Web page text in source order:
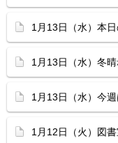
1月13日（水）本
1月13日（水）冬
1月13日（水）今
1月12日（火）図